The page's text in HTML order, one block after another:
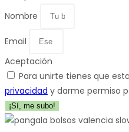
Nombre
Email
Aceptación
Para unirte tienes que
privacidad y darme permiso
¡Sí, me subo!